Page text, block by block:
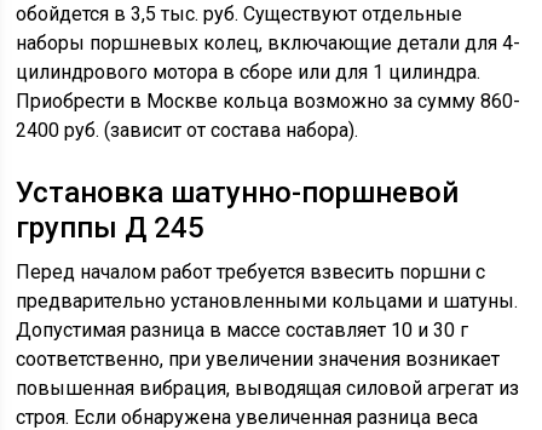
обойдется в 3,5 тыс. руб. Существуют отдельные
наборы поршневых колец, включающие детали для 4-
цилиндрового мотора в сборе или для 1 цилиндра.
Приобрести в Москве кольца возможно за сумму 860-
2400 руб. (зависит от состава набора).
Установка шатунно-поршневой
группы Д 245
Перед началом работ требуется взвесить поршни с
предварительно установленными кольцами и шатуны.
Допустимая разница в массе составляет 10 и 30 г
соответственно, при увеличении значения возникает
повышенная вибрация, выводящая силовой агрегат из
строя. Если обнаружена увеличенная разница веса